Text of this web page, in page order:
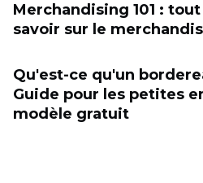
Merchandising 101 :
savoir sur le
Qu'est-ce qu'un
Guide pour les petites
modèle gratuit